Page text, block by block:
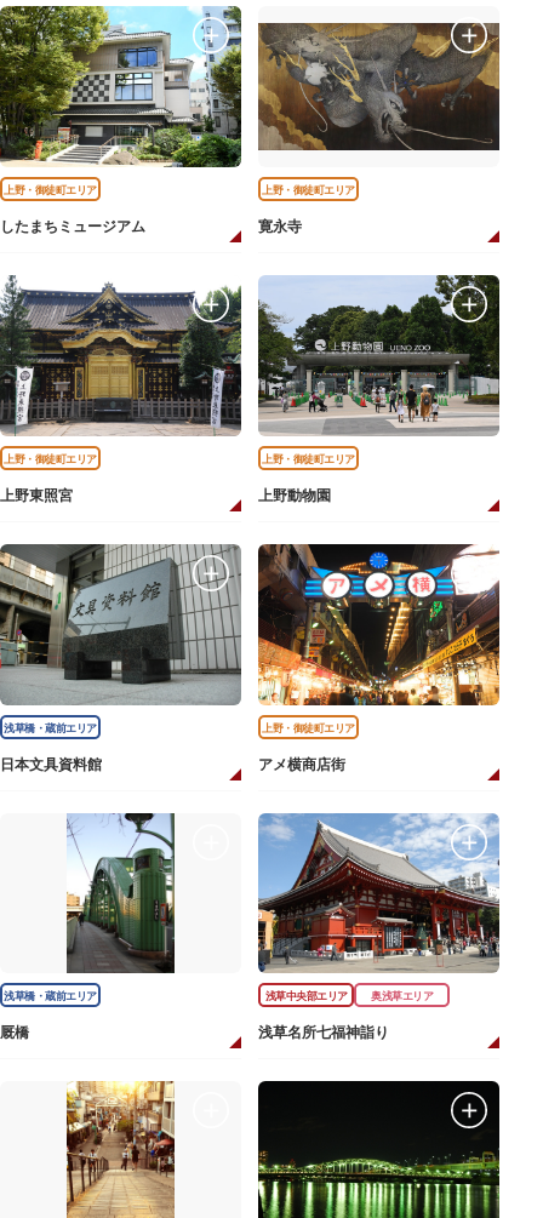
上野・御徒町エリア
したまちミュージアム
上野・御徒町エリア
寛永寺
上野・御徒町エリア
上野東照宮
上野・御徒町エリア
上野動物園
浅草橋・蔵前エリア
日本文具資料館
上野・御徒町エリア
アメ横商店街
浅草橋・蔵前エリア
厩橋
浅草中央部エリア 奥浅草エリア
浅草名所七福神詣り